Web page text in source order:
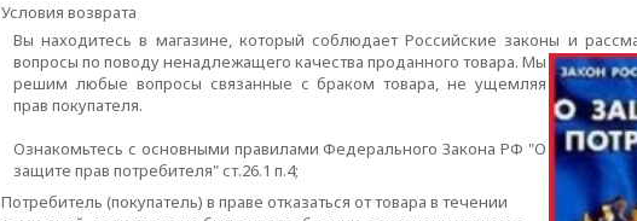
Условия возврата
Вы находитесь в магазине, который соблюдает Российские законы и
вопросы по поводу ненадлежащего качества проданного товара. Мы
решим любые вопросы связанные с браком товара, не ущемляя
прав покупателя.
Ознакомьтесь с основными правилами Федерального Закона РФ "О
защите прав потребителя" ст.26.1 п.4;
Потребитель (покупатель) в праве отказаться от товара в течении